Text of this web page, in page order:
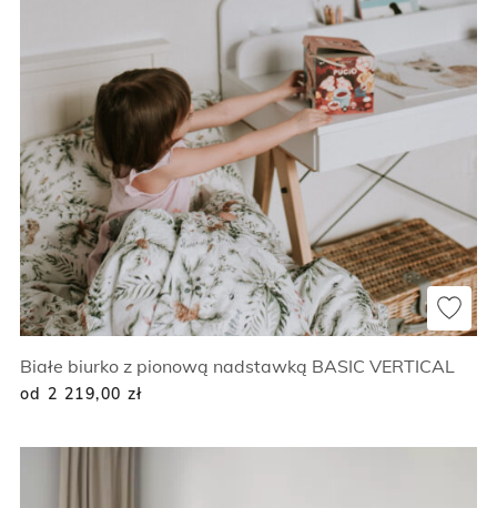
Białe biurko z pionową nadstawką BASIC VERTICAL
od 2 219,00 zł